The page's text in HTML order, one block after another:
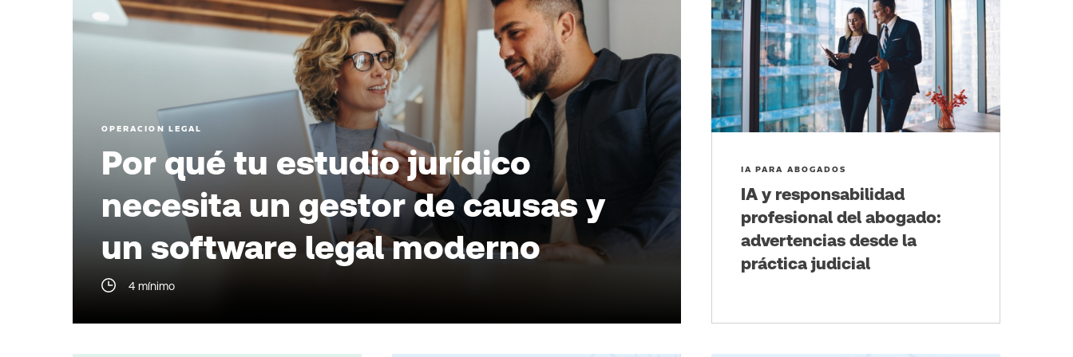
OPERACION LEGAL
Por qué tu estudio jurídico
necesita un gestor de causas y
un software legal moderno
4 mínimo
IA PARA ABOGADOS
IA y responsabilidad
profesional del abogado:
advertencias desde la
práctica judicial